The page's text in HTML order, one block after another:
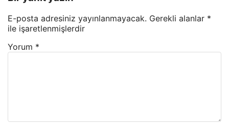
E-posta adresiniz yayınlanmayacak. Gerekli alanlar *
ile işaretlenmişlerdir
Yorum *